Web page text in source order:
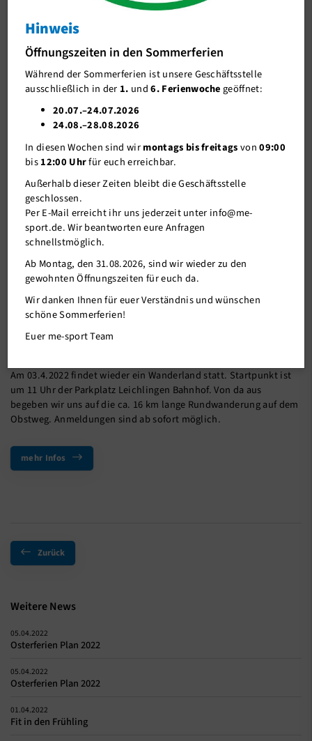
Obstblüte in Leichlingen - Wanderung auf
dem Obstweg
Obstblüte in Leichlingen - Wanderung auf dem
Obstweg
28.03.2022
Am 03.4.2022 findet wieder ein Wanderland statt. Startpunkt ist
um 11 Uhr der Parkplatz Leichlingen Bahnhof. Von da aus
begeben wir uns auf die ca. 16 km lange Rundwanderung auf dem
Obstweg. Anmeldungen sind ab sofort möglich.
mehr Infos
Zurück
Weitere News
05.04.2022
Osterferien Plan 2022
05.04.2022
Osterferien Plan 2022
01.04.2022
Fit in den Frühling
J-Team
Stellenangebote
Förderverein me-sport e.V.
Mitgliederservice
Verantwortung
Hinweis
Öffnungszeiten in den Sommerferien
Während der Sommerferien ist unsere Geschäftsstelle
ausschließlich in der 1. und6. Ferienwochegeöffnet:
20.07.–24.07.2026
24.08.–28.08.2026
In diesen Wochen sind wirmontags bis freitagsvon09:00
bis12:00 Uhrfür euch erreichbar.
Außerhalb dieser Zeiten bleibt die Geschäftsstelle
geschlossen.
Per E-Mail erreicht ihr uns jederzeit unter info@me-
sport.de. Wir beantworten eure Anfragen
schnellstmöglich.
Ab Montag, den 31.08.2026, sind wir wieder zu den
gewohnten Öffnungszeiten für euch da.
Wir danken Ihnen für euer Verständnis und wünschen
schöne Sommerferien!
Euer me-sport Team